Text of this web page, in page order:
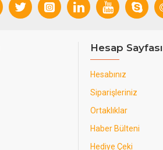
Hesap Sayfası
Hesabınız
Siparişleriniz
Ortaklıklar
Haber Bülteni
Hediye Çeki